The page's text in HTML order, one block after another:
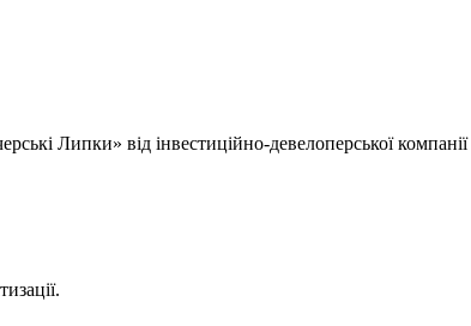
Липки» від інвестиційно-девелоперської компанії